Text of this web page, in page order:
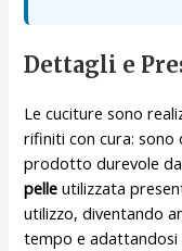
Dettagli e
Le cuciture sono
rifiniti con cura: sono
prodotto durevole
pelle utilizzata
utilizzo, diventando
tempo e